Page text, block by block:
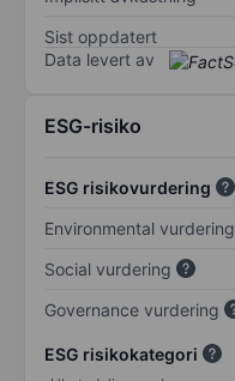
Sist oppdatert
Data levert av
ESG-risiko
ESG risikovurdering
Environmental vurdering
Social vurdering
Governance vurdering
ESG risikokategori